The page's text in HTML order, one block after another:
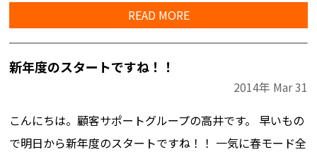
READ MORE
新年度のスタートですね！！
2014年 Mar31
こんにちは。顧客サポートグループの高井です。 早いもの
で明日から新年度のスタートですね！！ 一気に春モード全